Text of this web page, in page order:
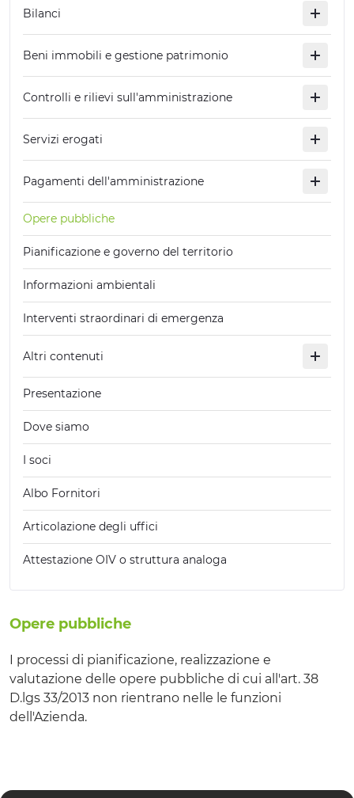
Bilanci
Beni immobili e gestione patrimonio
Controlli e rilievi sull'amministrazione
Servizi erogati
Pagamenti dell'amministrazione
Opere pubbliche
Pianificazione e governo del territorio
Informazioni ambientali
Interventi straordinari di emergenza
Altri contenuti
Presentazione
Dove siamo
I soci
Albo Fornitori
Articolazione degli uffici
Attestazione OIV o struttura analoga
Opere pubbliche
I processi di pianificazione, realizzazione e
valutazione delle opere pubbliche di cui all'art. 38
D.lgs 33/2013 non rientrano nelle le funzioni
dell'Azienda.